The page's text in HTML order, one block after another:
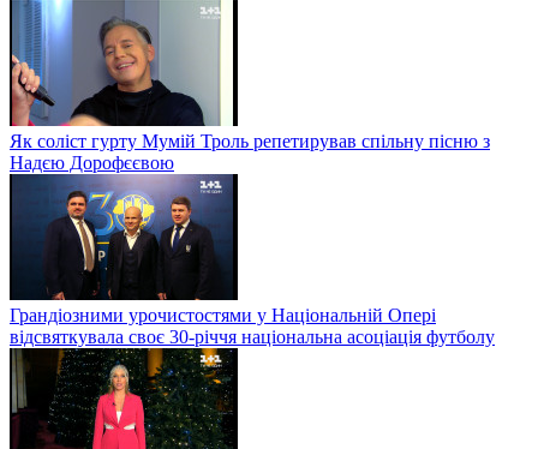
Як соліст гурту Мумій Троль репетирував спільну пісню з
Надєю Дорофєєвою
Грандіозними урочистостями у Національній Опері
відсвяткувала своє 30-річчя національна асоціація футболу